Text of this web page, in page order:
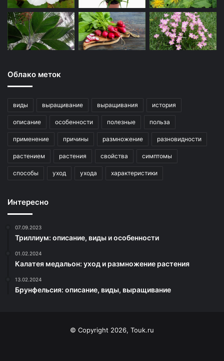
Облако меток
виды выращивание выращивания история
описание особенности полезные польза
применение причины размножение разновидности
растением растения свойства симптомы
способы уход ухода характеристики
Интересно
07.09.2023
Триллиум: описание, виды и особенности
01.02.2024
Калатея медальон: уход и размножение растения
13.02.2024
Брунфельсия: описание, виды, выращивание
© Copyright 2026, Touk.ru